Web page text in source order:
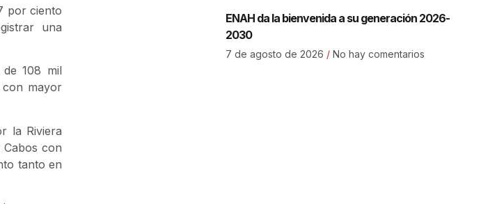
por ciento
una
108 mil
con mayor
la Riviera
Cabos con
tanto en
ENAH da la bienvenida a su generación 2026-
2030
7 de agosto de 2026 No hay comentarios